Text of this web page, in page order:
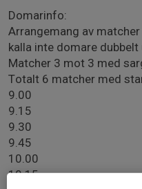
Domarinfo:
Arrangemang av
kalla inte domare dubbelt
Matcher 3 mot 3 med
Totalt 6 matcher med
9.00
9.15
9.30
9.45
10.00
10.15